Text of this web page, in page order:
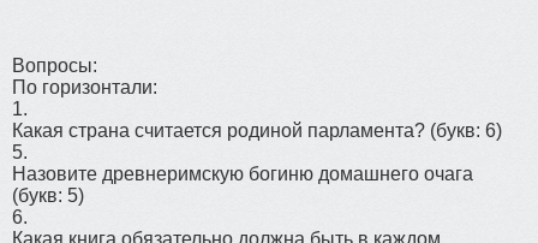
Вопросы:
По горизонтали:
1.
Какая страна считается родиной парламента? (букв: 6)
5.
Назовите древнеримскую богиню домашнего очага
(букв: 5)
6.
Какая книга обязательно должна быть в каждом